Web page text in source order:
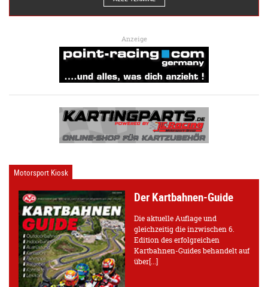
Anzeige
Motorsport Kiosk
Der Kartbahnen-Guide
Die aktuelle Auflage und
gleichzeitig die inzwischen 6.
Edition des erfolgreichen
Kartbahnen-Guides behandelt auf
über[...]